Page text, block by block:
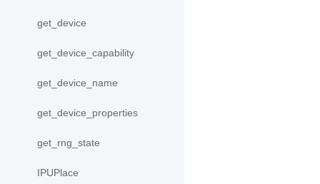
get_device
get_device_capability
get_device_name
get_device_properties
get_rng_state
IPUPlace